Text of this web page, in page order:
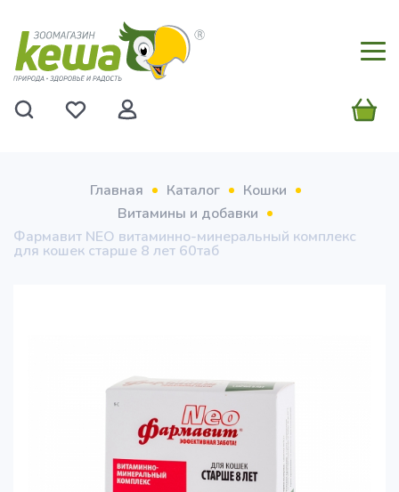
Главная Каталог
Кошки
Витамины и добавки
Фармавит NEO витаминно-минеральный комплекс
для кошек старше 8 лет 60таб